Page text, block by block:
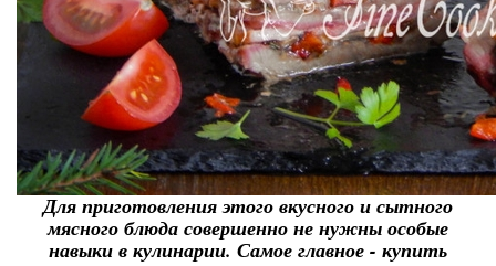
Для приготовления этого вкусного и сытного
мясного блюда совершенно не нужны особые
навыки в кулинарии. Самое главное - купить